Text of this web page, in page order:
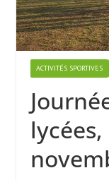
ACTIVITÉS SPORTIVES